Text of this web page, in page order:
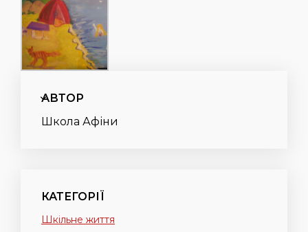
АВТОР
Школа Афіни
КАТЕГОРІЇ
Шкільне життя